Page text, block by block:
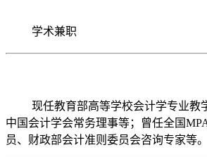
学术兼职
现任教育部高等学校会计学专业教
中国会计学会常务理事等；曾任全国
员、财政部会计准则委员会咨询专家等。